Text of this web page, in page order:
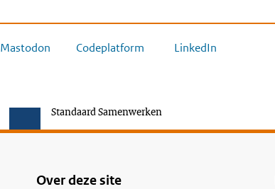
Mastodon Codeplatform LinkedIn
Standaard Samenwerken
Over deze site